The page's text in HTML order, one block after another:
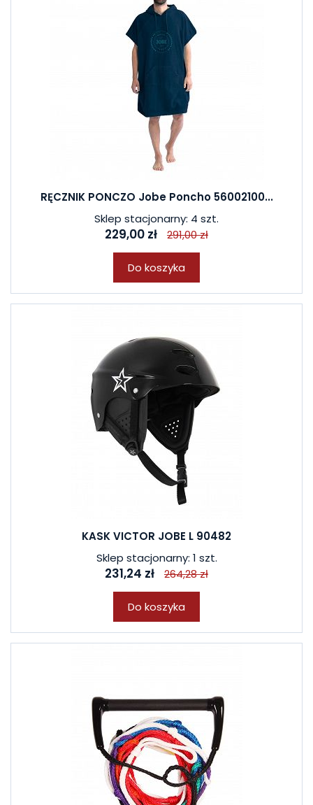
RĘCZNIK PONCZO Jobe Poncho 56002100...
Sklep stacjonarny: 4 szt.
229,00 zł 291,00 zł
Do koszyka
KASK VICTOR JOBE L 90482
Sklep stacjonarny: 1 szt.
231,24 zł 264,28 zł
Do koszyka